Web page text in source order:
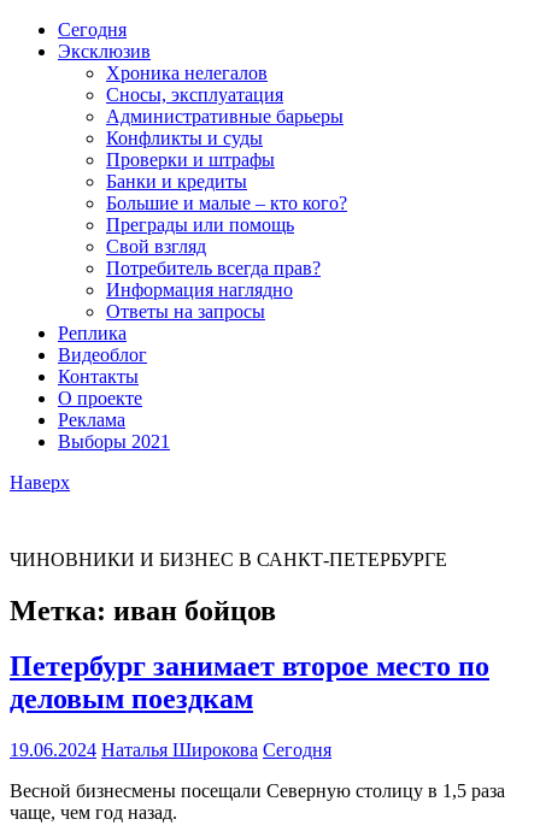
Сегодня
Эксклюзив
Хроника нелегалов
Сносы, эксплуатация
Административные барьеры
Конфликты и суды
Проверки и штрафы
Банки и кредиты
Большие и малые – кто кого?
Преграды или помощь
Свой взгляд
Потребитель всегда прав?
Информация наглядно
Ответы на запросы
Реплика
Видеоблог
Контакты
О проекте
Реклама
Выборы 2021
Наверх
ЧИНОВНИКИ И БИЗНЕС В САНКТ-ПЕТЕРБУРГЕ
Метка: иван бойцов
Петербург занимает второе место по
деловым поездкам
19.06.2024 Наталья Широкова Сегодня
Весной бизнесмены посещали Северную столицу в 1,5 раза
чаще, чем год назад.